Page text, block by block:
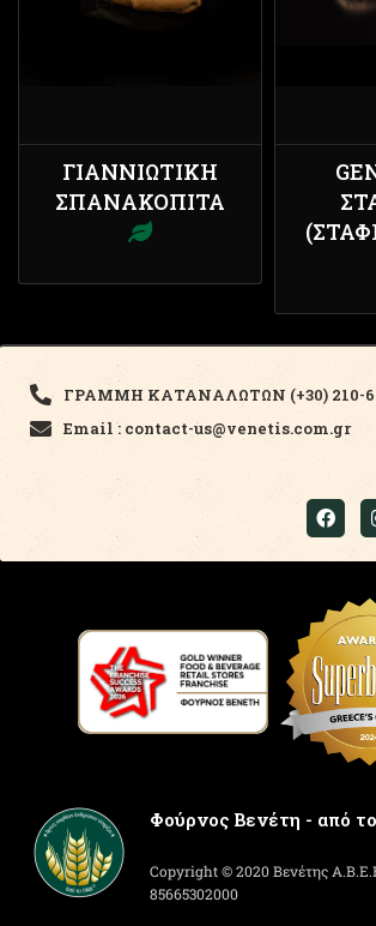
ΓΙΑΝΝΙΏΤΙΚΗ
ΣΠΑΝΑΚΌΠΙΤΑ
ΓΡΑΜΜΗ ΚΑΤΑΝΑΛΩΤΩΝ (+30) 210-
Email : contact-us@venetis.com.gr
Φούρνος Βενέτη - από
Copyright © 2020 Βενέτης
85665302000